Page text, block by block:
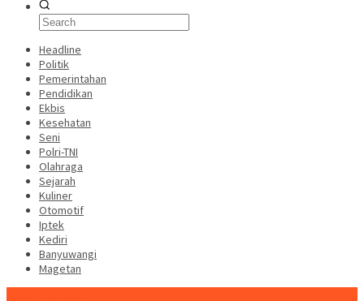
Headline
Politik
Pemerintahan
Pendidikan
Ekbis
Kesehatan
Seni
Polri-TNI
Olahraga
Sejarah
Kuliner
Otomotif
Iptek
Kediri
Banyuwangi
Magetan